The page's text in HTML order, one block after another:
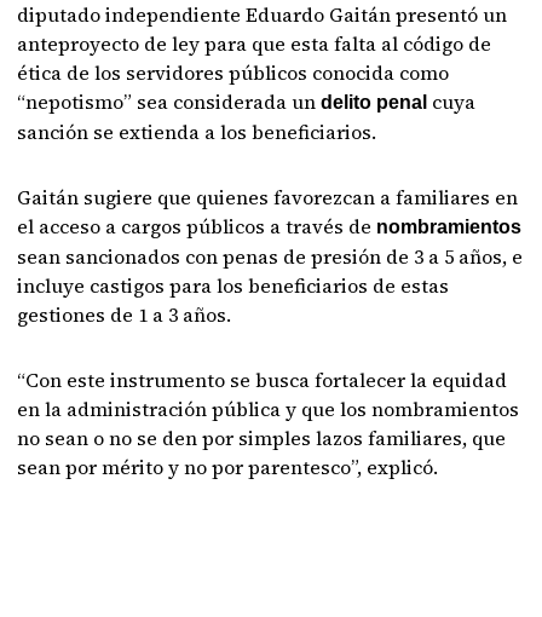
diputado independiente Eduardo Gaitán presentó un
anteproyecto de ley para que esta falta al código de
ética de los servidores públicos conocida como
“nepotismo” sea considerada undelito penal cuya
sanción se extienda a los beneficiarios.
Gaitán sugiere que quienes favorezcan a familiares en
el acceso a cargos públicos a través de nombramientos
sean sancionados con penas de presión de 3 a 5 años, e
incluye castigos para los beneficiarios de estas
gestiones de 1 a 3 años.
“Con este instrumento se busca fortalecer la equidad
en la administración pública y que los nombramientos
no sean o no se den por simples lazos familiares, que
sean por mérito y no por parentesco”, explicó.